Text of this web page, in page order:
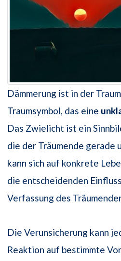
Dämmerung ist in der
Traumsymbol, das eine
Das Zwielicht ist ein
die der Träumende gerade
kann sich auf konkrete
die entscheidenden
Verfassung des
Die Verunsicherung kann
Reaktion auf bestimmte